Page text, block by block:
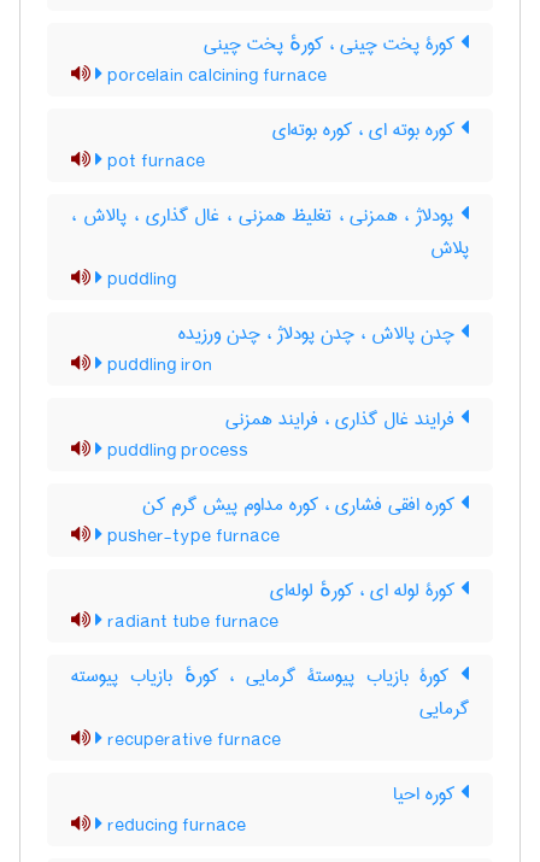
کورۀ پخت چینی ، کورهٔ پخت چینی
porcelain calcining furnace
کوره بوته ای ، کوره بوته‌ای
pot furnace
پودلاژ ، همزنی ، تغلیظ همزنی ، غال گذاری ، پالاش ،
پلاش
puddling
چدن پالاش ، چدن پودلاژ ، چدن ورزیده
puddling iron
فرایند غال گذاری ، فرایند همزنی
puddling process
کوره افقی فشاری ، کوره مداوم پیش گرم کن
pusher-type furnace
کورۀ لوله ای ، کورهٔ لوله‌ای
radiant tube furnace
کورۀ بازیاب پیوستۀ گرمایی ، کورهٔ بازیاب پیوسته
گرمایی
recuperative furnace
کوره احیا
reducing furnace